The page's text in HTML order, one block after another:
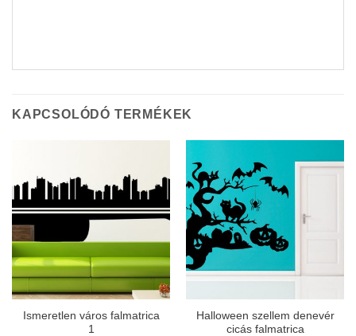
KAPCSOLÓDÓ TERMÉKEK
Ismeretlen város falmatrica
1
Halloween szellem denevér
cicás falmatrica